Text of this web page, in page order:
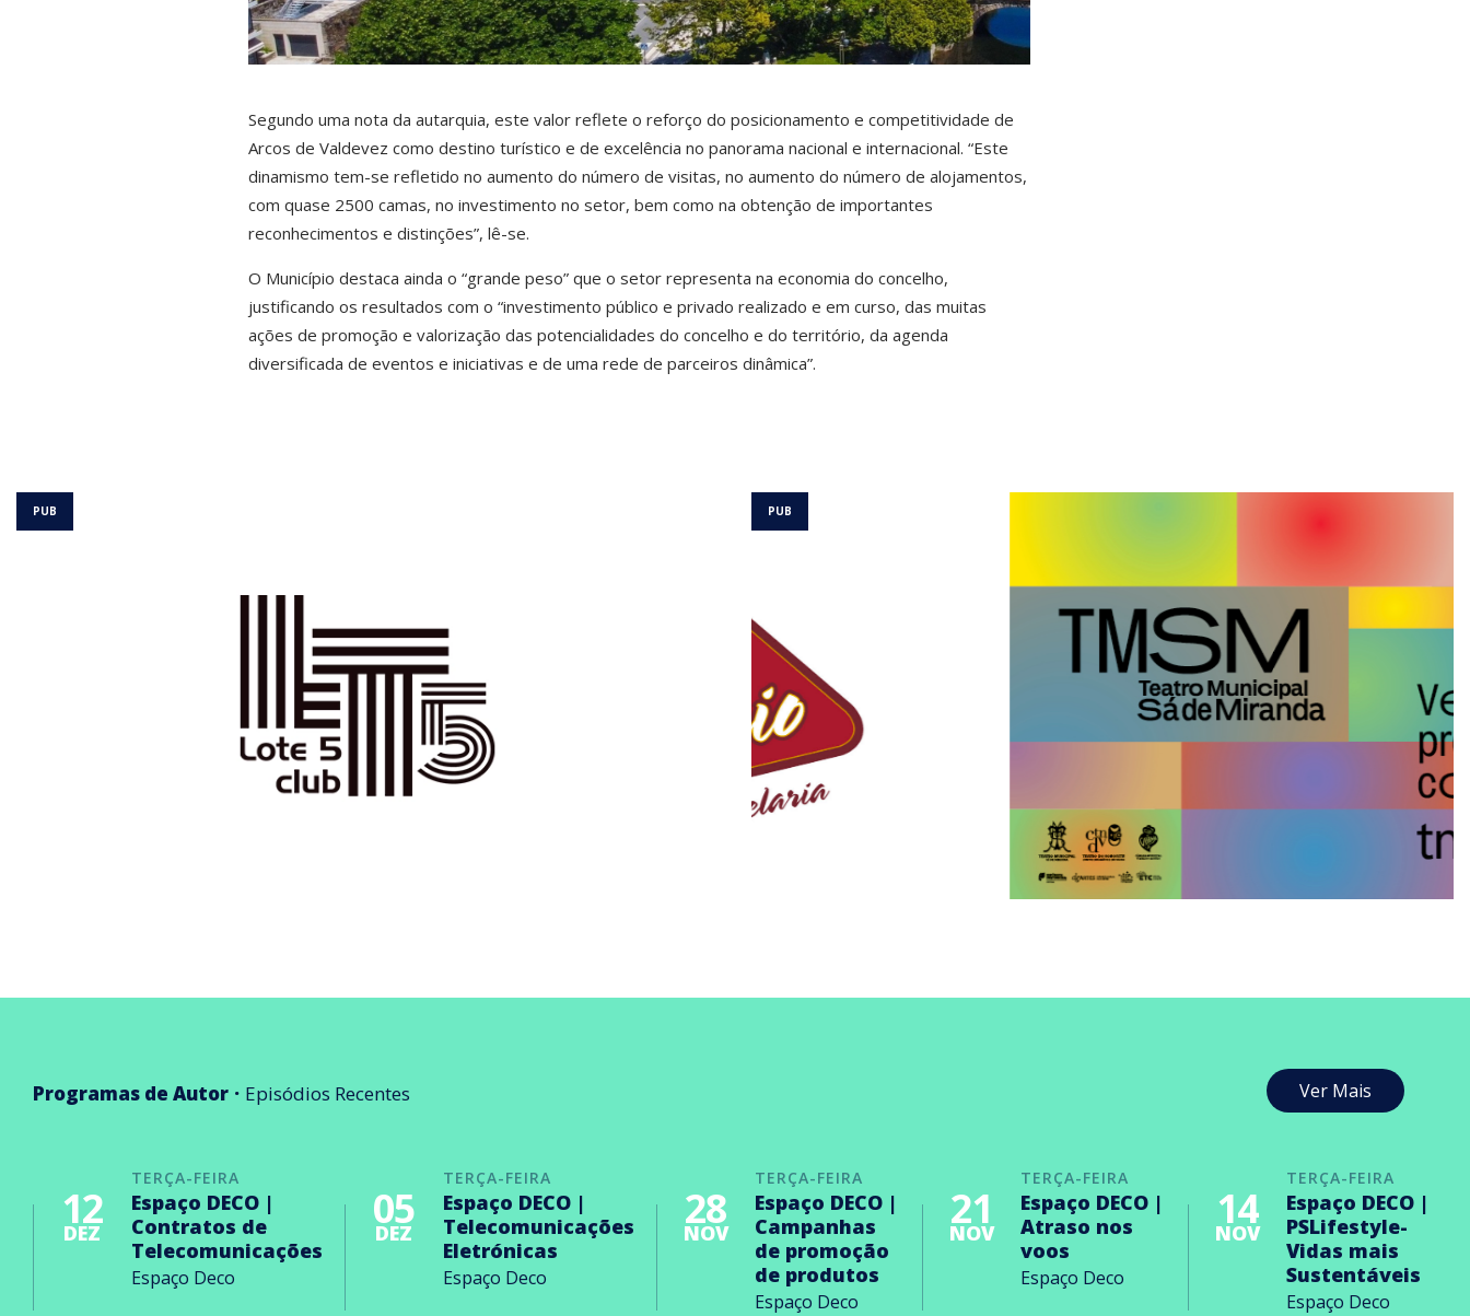
Segundo uma nota da autarquia, este valor reflete o reforço do posicionamento e competitividade de
Arcos de Valdevez como destino turístico e de excelência no panorama nacional e internacional. “Este
dinamismo tem-se refletido no aumento do número de visitas, no aumento do número de alojamentos,
com quase 2500 camas, no investimento no setor, bem como na obtenção de importantes
reconhecimentos e distinções”, lê-se.
O Município destaca ainda o “grande peso” que o setor representa na economia do concelho,
justificando os resultados com o “investimento público e privado realizado e em curso, das muitas
ações de promoção e valorização das potencialidades do concelho e do território, da agenda
diversificada de eventos e iniciativas e de uma rede de parceiros dinâmica”.
Programas de Autor Episódios Recentes Ver Mais
TERÇA-FEIRA
12
DEZ
Espaço DECO |
Contratos de
Telecomunicações
Espaço Deco
TERÇA-FEIRA
05
DEZ
Espaço DECO |
Telecomunicações
Eletrónicas
Espaço Deco
TERÇA-FEIRA
28
NOV
Espaço DECO |
Campanhas
de promoção
de produtos
Espaço Deco
TERÇA-FEIRA
21
NOV
Espaço DECO |
Atraso nos
voos
Espaço Deco
TERÇA-FEIRA
14
NOV
Espaço DECO |
PSLifestyle-
Vidas mais
Sustentáveis
Espaço Deco